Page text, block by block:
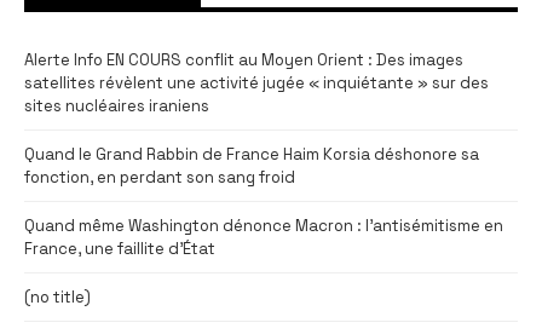
Alerte Info EN COURS conflit au Moyen Orient : Des images
satellites révèlent une activité jugée « inquiétante » sur des
sites nucléaires iraniens
Quand le Grand Rabbin de France Haim Korsia déshonore sa
fonction, en perdant son sang froid
Quand même Washington dénonce Macron : l’antisémitisme en
France, une faillite d’État
(no title)